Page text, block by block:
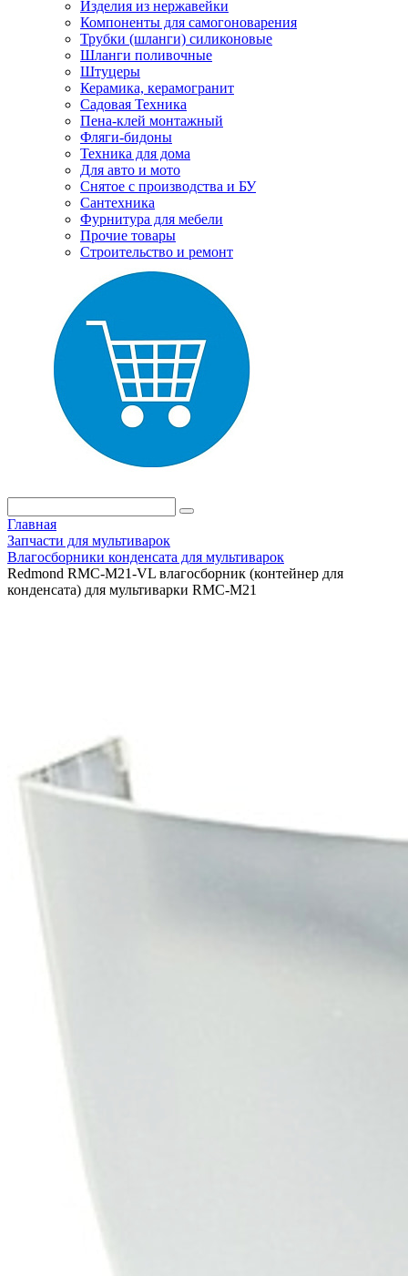
Изделия из нержавейки
Компоненты для самогоноварения
Трубки (шланги) силиконовые
Шланги поливочные
Штуцеры
Керамика, керамогранит
Садовая Техника
Пена-клей монтажный
Фляги-бидоны
Техника для дома
Для авто и мото
Снятое с производства и БУ
Сантехника
Фурнитура для мебели
Прочие товары
Строительство и ремонт
Главная
Запчасти для мультиварок
Влагосборники конденсата для мультиварок
Redmond RMC-M21-VL влагосборник (контейнер для
конденсата) для мультиварки RMC-M21